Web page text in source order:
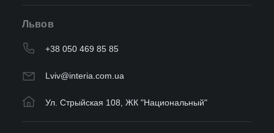
Львов
+38 050 469 85 85
Lviv@interia.com.ua
Ул. Стрыйская 108, ЖК "Национальный"